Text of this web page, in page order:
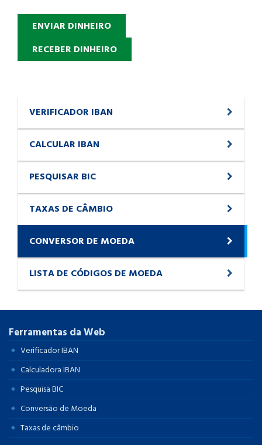
ENVIAR DINHEIRO
RECEBER DINHEIRO
VERIFICADOR IBAN
CALCULAR IBAN
PESQUISAR BIC
TAXAS DE CÂMBIO
CONVERSOR DE MOEDA
LISTA DE CÓDIGOS DE MOEDA
Ferramentas da Web
Verificador IBAN
Calculadora IBAN
Pesquisa BIC
Conversão de Moeda
Taxas de câmbio